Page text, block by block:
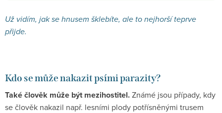
Už vidím, jak se hnusem šklebíte, ale to nejhorší teprve
přijde.
Kdo se může nakazit psími parazity?
Také člověk může být mezihostitel.Známé jsou případy, kdy
se člověk nakazil např. lesními plody potřísněnými trusem